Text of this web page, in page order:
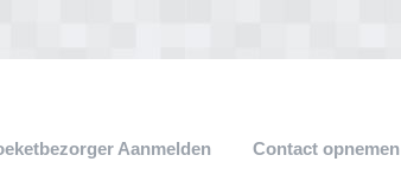
Aanmelden Contact opnemen